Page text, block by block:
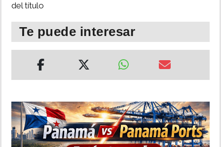
IMPRESO
del título
Te puede interesar